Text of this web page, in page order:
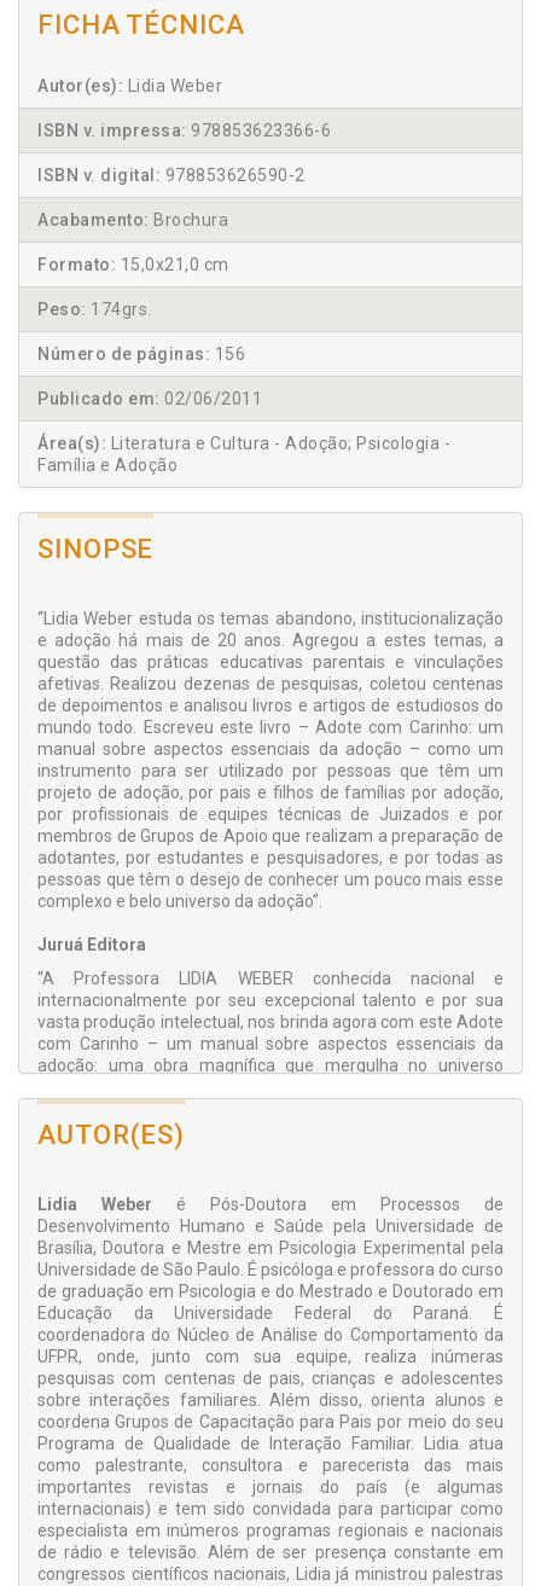
FICHA TÉCNICA
Autor(es): Lidia Weber
ISBN v. impressa: 978853623366-6
ISBN v. digital: 978853626590-2
Acabamento: Brochura
Formato: 15,0x21,0 cm
Peso: 174grs.
Número de páginas: 156
Publicado em: 02/06/2011
Área(s): Literatura e Cultura - Adoção; Psicologia -
Família e Adoção
SINOPSE
“Lidia Weber estuda os temas abandono, institucionalização
e adoção há mais de 20 anos. Agregou a estes temas, a
questão das práticas educativas parentais e vinculações
afetivas. Realizou dezenas de pesquisas, coletou centenas
de depoimentos e analisou livros e artigos de estudiosos do
mundo todo. Escreveu este livro – Adote com Carinho: um
manual sobre aspectos essenciais da adoção – como um
instrumento para ser utilizado por pessoas que têm um
projeto de adoção, por pais e filhos de famílias por adoção,
por profissionais de equipes técnicas de Juizados e por
membros de Grupos de Apoio que realizam a preparação de
adotantes, por estudantes e pesquisadores, e por todas as
pessoas que têm o desejo de conhecer um pouco mais esse
complexo e belo universo da adoção”.
Juruá Editora
“A Professora LIDIA WEBER conhecida nacional e
internacionalmente por seu excepcional talento e por sua
vasta produção intelectual, nos brinda agora com este Adote
com Carinho – um manual sobre aspectos essenciais da
adoção: uma obra magnífica que mergulha no universo
amorosas. Todos que lidam com a infância,
profissionalmente ou não, devem ler este livro e partilhar as
experiências aqui esculpidas com a especial sensibilidade e
Prof. Dr. Sávio Renato Bittencourt Soares Silva
Promotor de Justiça do Estado do Rio de Janeiro;
Fundador do Grupo de Apoio à Adoção Quintal da Casa de
Ana
AUTOR(ES)
Lidia Weber é Pós-Doutora em Processos de
Desenvolvimento Humano e Saúde pela Universidade de
Brasília, Doutora e Mestre em Psicologia Experimental pela
Universidade de São Paulo. É psicóloga e professora do curso
de graduação em Psicologia e do Mestrado e Doutorado em
Educação da Universidade Federal do Paraná. É
coordenadora do Núcleo de Análise do Comportamento da
UFPR, onde, junto com sua equipe, realiza inúmeras
pesquisas com centenas de pais, crianças e adolescentes
sobre interações familiares. Além disso, orienta alunos e
coordena Grupos de Capacitação para Pais por meio do seu
Programa de Qualidade de Interação Familiar. Lidia atua
como palestrante, consultora e parecerista das mais
importantes revistas e jornais do país (e algumas
internacionais) e tem sido convidada para participar como
especialista em inúmeros programas regionais e nacionais
de rádio e televisão. Além de ser presença constante em
congressos científicos nacionais, Lidia já ministrou palestras